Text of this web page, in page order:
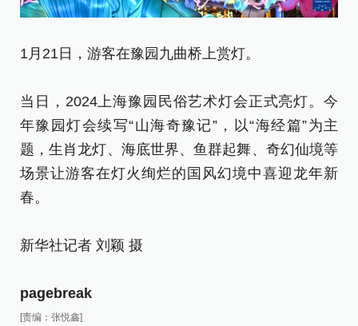
1月21日，游客在豫园九曲桥上赏灯。
当日，2024上海豫园民俗艺术灯会正式亮灯。今
年豫园灯会续写“山海奇豫记”，以“海经篇”为主
题，生肖龙灯、海底世界、鱼群起舞、奇幻仙境等
场景让游客在灯火绚烂的国风幻境中喜迎龙年新
春。
新华社记者 刘颖 摄
pagebreak
[责编：张悦鑫]